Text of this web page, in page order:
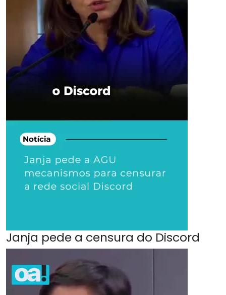
Janja pede a censura do Discord